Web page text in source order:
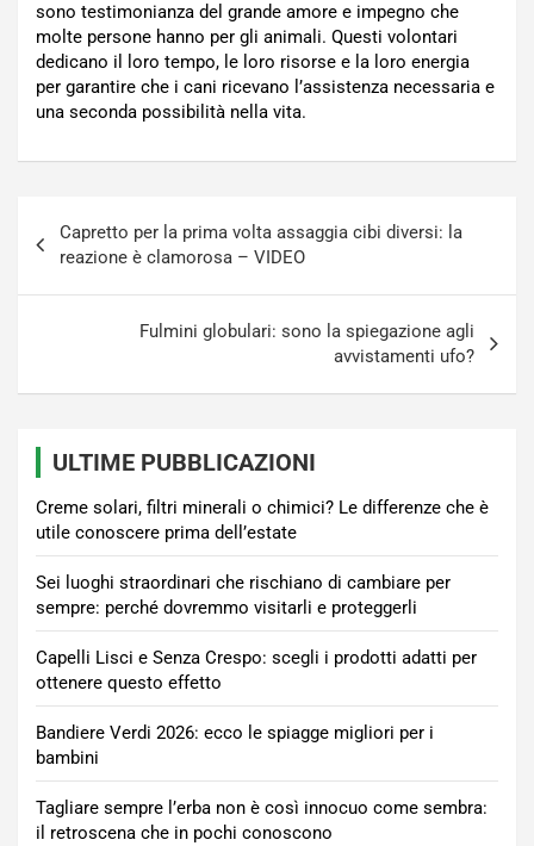
sono testimonianza del grande amore e impegno che
molte persone hanno per gli animali. Questi volontari
dedicano il loro tempo, le loro risorse e la loro energia
per garantire che i cani ricevano l’assistenza necessaria e
una seconda possibilità nella vita.
articoli
Capretto per la prima volta assaggia cibi diversi: la
reazione è clamorosa – VIDEO
Fulmini globulari: sono la spiegazione agli
avvistamenti ufo?
ULTIME PUBBLICAZIONI
Creme solari, filtri minerali o chimici? Le differenze che è
utile conoscere prima dell’estate
Sei luoghi straordinari che rischiano di cambiare per
sempre: perché dovremmo visitarli e proteggerli
Capelli Lisci e Senza Crespo: scegli i prodotti adatti per
ottenere questo effetto
Bandiere Verdi 2026: ecco le spiagge migliori per i
bambini
Tagliare sempre l’erba non è così innocuo come sembra:
il retroscena che in pochi conoscono